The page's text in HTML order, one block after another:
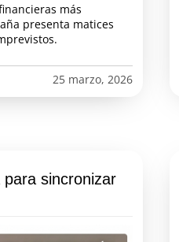
más
presenta matices
25 marzo, 2026
sincronizar